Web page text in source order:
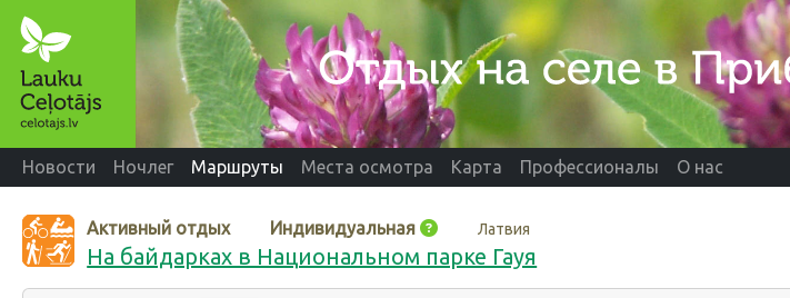
Новости Ночлег Маршруты Места осмотра Карта Профессионалы О нас
Активный отдых Индивидуальная Латвия
На байдарках в Национальном парке Гауя